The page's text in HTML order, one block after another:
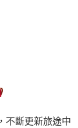
不斷更新旅途中